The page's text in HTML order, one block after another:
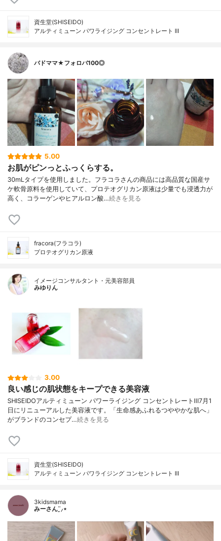
資生堂(SHISEIDO)
アルティミューン パワライジング コンセントレート III
バドママ★フォロバ100◎
5.00
お肌がピンっとふっくらする。
30mLタイプを使用しました。フラコラさんの商品には高品質な国産サ
ケ軟骨原料を使用していて、プロテオグリカン原液は少量でも浸透力が
高く、コラーゲンやヒアルロン酸…続きを見る
fracora(フラコラ)
プロテオグリカン原液
イメージコンサルタント・元美容部員
みゆりん
3.00
良い感じの肌状態をキープできる美容液
SHISEIDOアルティミューン パワーライジング コンセントレートⅢ7月1
日にリニューアルした美容液です。「生命感あふれるつややかな肌へ」
がブランドのコンセプ…続きを見る
資生堂(SHISEIDO)
アルティミューン パワライジング コンセントレート III
3kidsmama
みーさん¨̮⸝⋆